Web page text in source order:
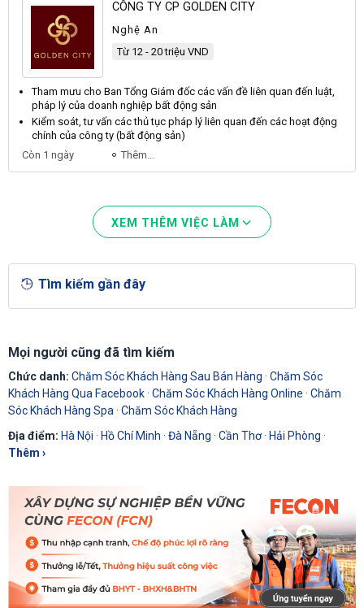
CÔNG TY CP GOLDEN CITY
Nghệ An
Từ 12 - 20 triệu VND
Tham mưu cho Ban Tổng Giám đốc các vấn đề liên quan đến luật,
pháp lý của doanh nghiệp bất động sản
Kiểm soát, tư vấn các thủ tục pháp lý liên quan đến các hoạt động
chính của công ty (bất động sản)
Còn 1 ngày
Thêm...
XEM THÊM VIỆC LÀM
Tìm kiếm gần đây
Mọi người cũng đã tìm kiếm
Chức danh: Chăm Sóc Khách Hàng Sau Bán Hàng · Chăm Sóc
Khách Hàng Qua Facebook· Chăm Sóc Khách Hàng Online · Chăm
Sóc Khách Hàng Spa· Chăm Sóc Khách Hàng
Địa điểm: Hà Nội · Hồ Chí Minh · Đà Nẵng · Cần Thơ· Hải Phòng ·
Thêm ›